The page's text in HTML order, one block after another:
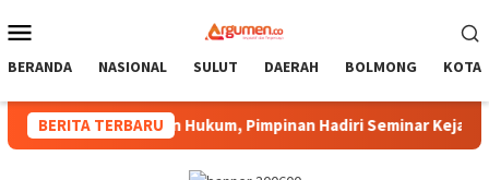
to
Menu
BERANDA NASIONAL SULUT DAERAH BOLMONG
BERITA TERBARU
Hukum, Pimpinan Hadiri Seminar Kejari Kotamobagu